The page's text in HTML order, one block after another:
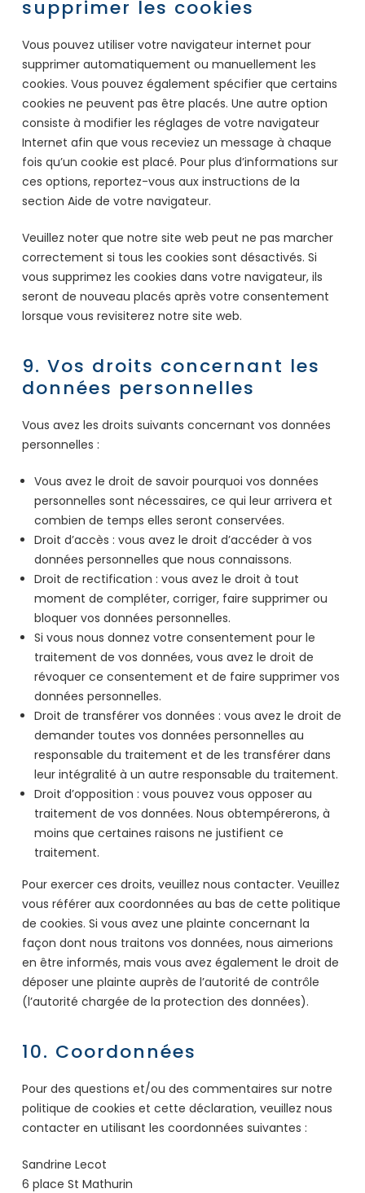
supprimer les cookies
Vous pouvez utiliser votre navigateur internet pour
supprimer automatiquement ou manuellement les
cookies. Vous pouvez également spécifier que certains
cookies ne peuvent pas être placés. Une autre option
consiste à modifier les réglages de votre navigateur
Internet afin que vous receviez un message à chaque
fois qu’un cookie est placé. Pour plus d’informations sur
ces options, reportez-vous aux instructions de la
section Aide de votre navigateur.
Veuillez noter que notre site web peut ne pas marcher
correctement si tous les cookies sont désactivés. Si
vous supprimez les cookies dans votre navigateur, ils
seront de nouveau placés après votre consentement
lorsque vous revisiterez notre site web.
9. Vos droits concernant les
données personnelles
Vous avez les droits suivants concernant vos données
personnelles :
Vous avez le droit de savoir pourquoi vos données
personnelles sont nécessaires, ce qui leur arrivera et
combien de temps elles seront conservées.
Droit d’accès : vous avez le droit d’accéder à vos
données personnelles que nous connaissons.
Droit de rectification : vous avez le droit à tout
moment de compléter, corriger, faire supprimer ou
bloquer vos données personnelles.
Si vous nous donnez votre consentement pour le
traitement de vos données, vous avez le droit de
révoquer ce consentement et de faire supprimer vos
données personnelles.
Droit de transférer vos données : vous avez le droit de
demander toutes vos données personnelles au
responsable du traitement et de les transférer dans
leur intégralité à un autre responsable du traitement.
Droit d’opposition : vous pouvez vous opposer au
traitement de vos données. Nous obtempérerons, à
moins que certaines raisons ne justifient ce
traitement.
Pour exercer ces droits, veuillez nous contacter. Veuillez
vous référer aux coordonnées au bas de cette politique
de cookies. Si vous avez une plainte concernant la
façon dont nous traitons vos données, nous aimerions
en être informés, mais vous avez également le droit de
déposer une plainte auprès de l’autorité de contrôle
(l’autorité chargée de la protection des données).
10. Coordonnées
Pour des questions et/ou des commentaires sur notre
politique de cookies et cette déclaration, veuillez nous
contacter en utilisant les coordonnées suivantes :
Sandrine Lecot
6 place St Mathurin